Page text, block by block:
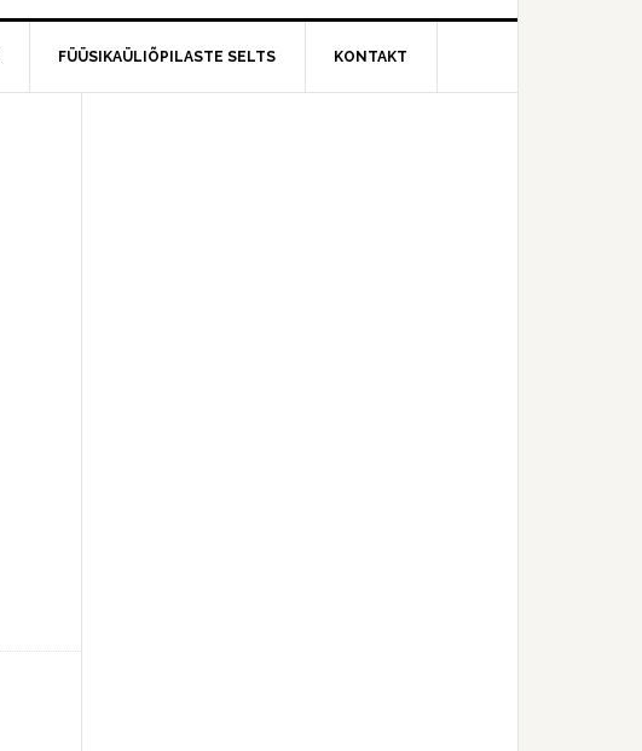
FÜÜSIKAÜLIÕPILASTE SELTS KONTAKT